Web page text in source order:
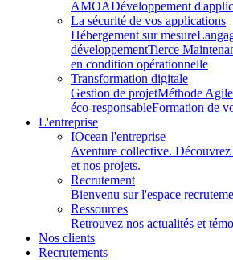
AMOADéveloppement
La sécurité de vos applications
Hébergement sur mesure
développementTierce
en condition opérationnelle
Transformation digitale
Gestion de projetMéthode Agile
éco-responsableFormation de
L'entreprise
IOcean l'entreprise
Aventure collective.
et nos projets.
Recrutement
Bienvenu sur l'espace
Ressources
Retrouvez nos actualités et
Nos clients
Recrutements